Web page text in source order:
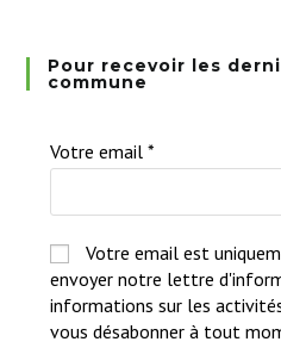
Pour recevoir les
commune
Votre email*
Votre email est
envoyer notre lettre
informations sur les
vous désabonner à tout